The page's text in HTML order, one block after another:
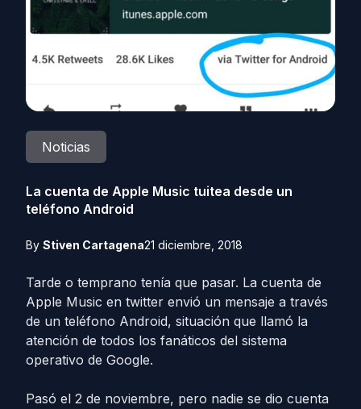
Noticias
La cuenta de Apple Music tuitea desde un
teléfono Android
By Stiven Cartagena21 diciembre, 2018
Tarde o temprano tenía que pasar. La cuenta de
Apple Music en twitter envió un mensaje a través
de un teléfono Android, situación que llamó la
atención de todos los fanáticos del sistema
operativo de Google.
Pasó el 2 de noviembre, pero nadie se dio cuenta